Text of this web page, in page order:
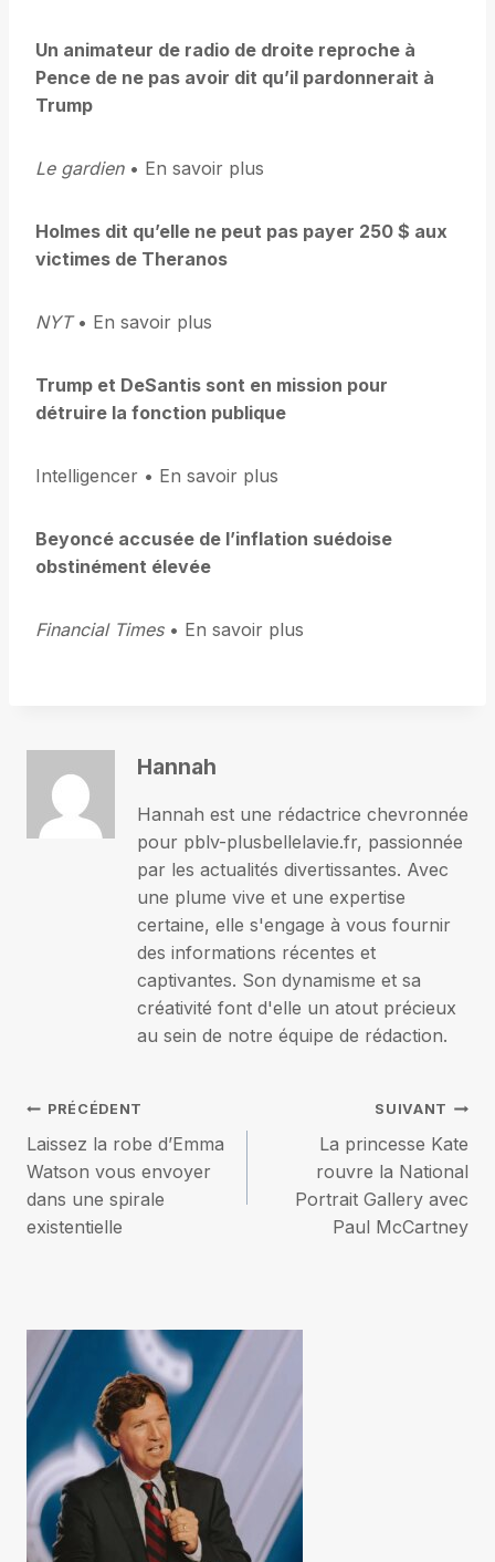
Un animateur de radio de droite reproche à
Pence de ne pas avoir dit qu’il pardonnerait à
Trump
Le gardien• En savoir plus
Holmes dit qu’elle ne peut pas payer 250 $ aux
victimes de Theranos
NYT• En savoir plus
Trump et DeSantis sont en mission pour
détruire la fonction publique
Intelligencer • En savoir plus
Beyoncé accusée de l’inflation suédoise
obstinément élevée
Financial Times• En savoir plus
Hannah
Hannah est une rédactrice chevronnée
pour pblv-plusbellelavie.fr, passionnée
par les actualités divertissantes. Avec
une plume vive et une expertise
certaine, elle s'engage à vous fournir
des informations récentes et
captivantes. Son dynamisme et sa
créativité font d'elle un atout précieux
au sein de notre équipe de rédaction.
Navigation
de
l’article
PRÉCÉDENT
Laissez la robe d’Emma
Watson vous envoyer
dans une spirale
existentielle
SUIVANT
La princesse Kate
rouvre la National
Portrait Gallery avec
Paul McCartney